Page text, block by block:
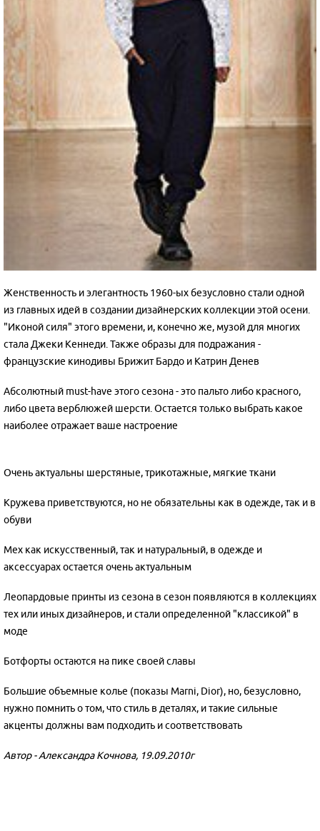
Женственность и элегантность 1960-ых безусловно стали одной
из главных идей в создании дизайнерских коллекции этой осени.
"Иконой силя" этого времени, и, конечно же, музой для многих
стала Джеки Кеннеди. Также образы для подражания -
французские кинодивы Брижит Бардо и Катрин Денев
Абсолютный must-have этого сезона - это пальто либо красного,
либо цвета верблюжей шерсти. Остается только выбрать какое
наиболее отражает ваше настроение
Очень актуальны шерстяные, трикотажные, мягкие ткани
Кружева приветствуются, но не обязательны как в одежде, так и в
обуви
Мех как искусственный, так и натуральный, в одежде и
аксессуарах остается очень актуальным
Леопардовые принты из сезона в сезон появляются в коллекциях
тех или иных дизайнеров, и стали определенной "классикой" в
моде
Ботфорты остаются на пике своей славы
Большие объемные колье (показы Marni, Dior), но, безусловно,
нужно помнить о том, что стиль в деталях, и такие сильные
акценты должны вам подходить и соответствовать
Автор - Александра Кочнова, 19.09.2010г